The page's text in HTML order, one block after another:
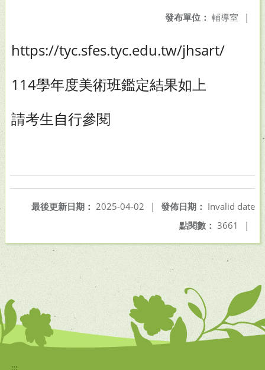
發布單位： 輔導室 |
https://tyc.sfes.tyc.edu.tw/jhsart/
114學年度美術班鑑定結果如上
請考生自行參閱
發佈日期： Invalid date
最後更新日期： 2025-04-02
|
點閱數： 3661 |
:::